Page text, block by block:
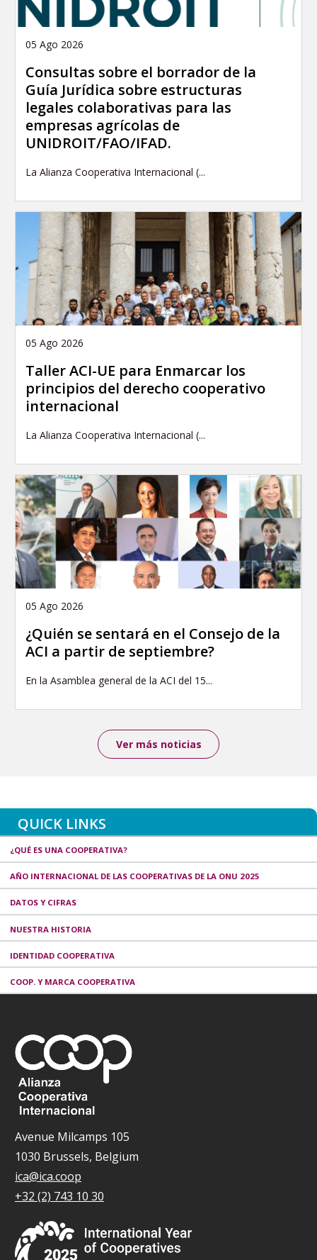
05 Ago 2026
Consultas sobre el borrador de la
Guía Jurídica sobre estructuras
legales colaborativas para las
empresas agrícolas de
UNIDROIT/FAO/IFAD.
La Alianza Cooperativa Internacional (...
05 Ago 2026
Taller ACI-UE para Enmarcar los
principios del derecho cooperativo
internacional
La Alianza Cooperativa Internacional (...
05 Ago 2026
¿Quién se sentará en el Consejo de la
ACI a partir de septiembre?
En la Asamblea general de la ACI del 15...
Ver más noticias
QUICK LINKS
¿QUÉ ES UNA COOPERATIVA?
AÑO INTERNACIONAL DE LAS COOPERATIVAS DE LA ONU 2025
DATOS Y CIFRAS
NUESTRA HISTORIA
IDENTIDAD COOPERATIVA
COOP. Y MARCA COOPERATIVA
Avenue Milcamps 105
1030 Brussels, Belgium
ica@ica.coop
+32 (2) 743 10 30